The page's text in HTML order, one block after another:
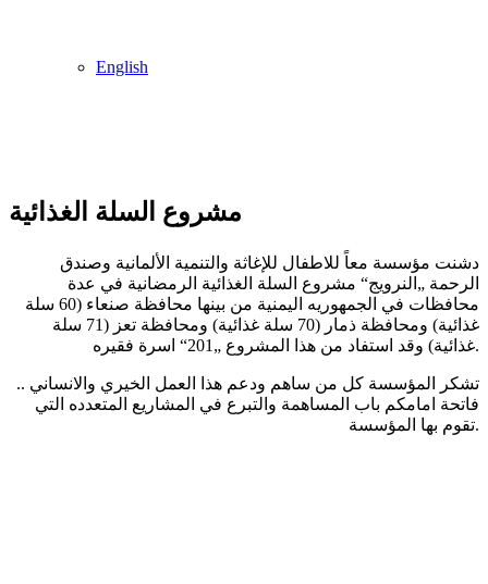
English
مشروع السلة الغذائية
دشنت مؤسسة معاً للاطفال للإغاثة والتنمية الألمانية وصندق
الرحمة „النرويج“ مشروع السلة الغذائية الرمضانية في عدة
محافظات في الجمهوريه اليمنية من بينها محافظة صنعاء (60 سلة
غذائية) ومحافظة ذمار (70 سلة غذائية) ومحافظة تعز (71 سلة
غذائية) وقد استفاد من هذا المشروع „201“ اسرة فقيره.
تشكر المؤسسة كل من ساهم ودعم هذا العمل الخيري والانساني ..
فاتحة امامكم باب المساهمة والتبرع في المشاريع المتعدده التي
تقوم بها المؤسسة.